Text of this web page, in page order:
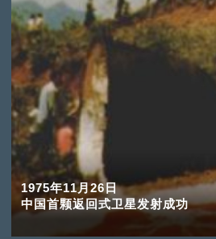
1975年11月26日
中国首颗返回式卫星发射成功